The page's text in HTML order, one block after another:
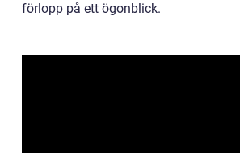
förlopp på ett ögonblick.